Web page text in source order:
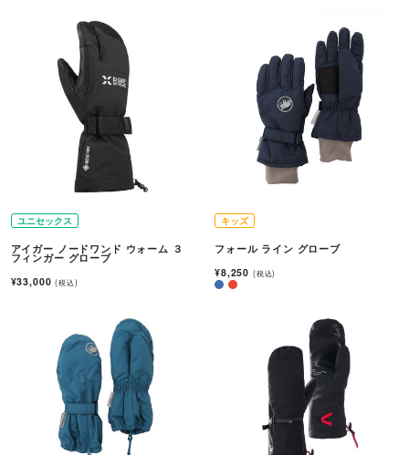
ユニセックス
アイガー ノードワンド ウォーム ３
フィンガー グローブ
¥33,000(税込)
キッズ
フォール ライン グローブ
¥8,250 (税込)